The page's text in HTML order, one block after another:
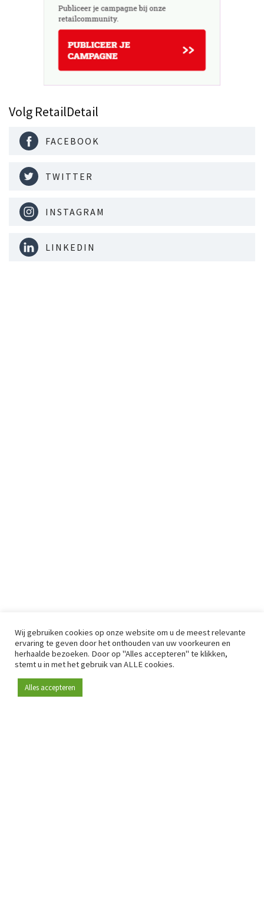
Volg RetailDetail
FACEBOOK
TWITTER
INSTAGRAM
LINKEDIN
Wij gebruiken cookies op onze website om u de meest relevante
ervaring te geven door het onthouden van uw voorkeuren en
herhaalde bezoeken. Door op "Alles accepteren" te klikken,
stemt u in met het gebruik van ALLE cookies.
Alles accepteren